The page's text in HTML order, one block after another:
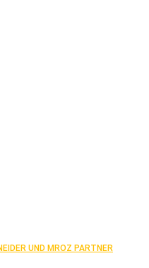
UND MROZ PARTNER